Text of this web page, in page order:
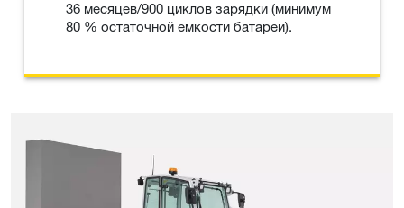
36 месяцев/900 циклов зарядки (минимум
80 % остаточной емкости батареи).